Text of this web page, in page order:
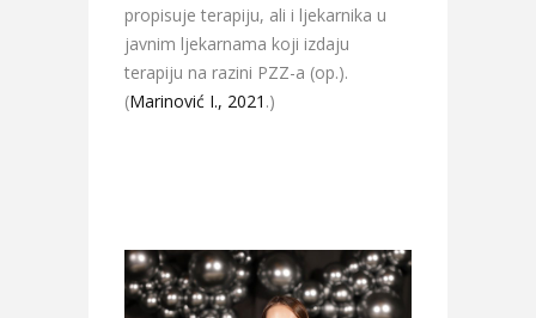
propisuje terapiju, ali i ljekarnika u
javnim ljekarnama koji izdaju
terapiju na razini PZZ-a (op.).
(Marinović I., 2021 .)